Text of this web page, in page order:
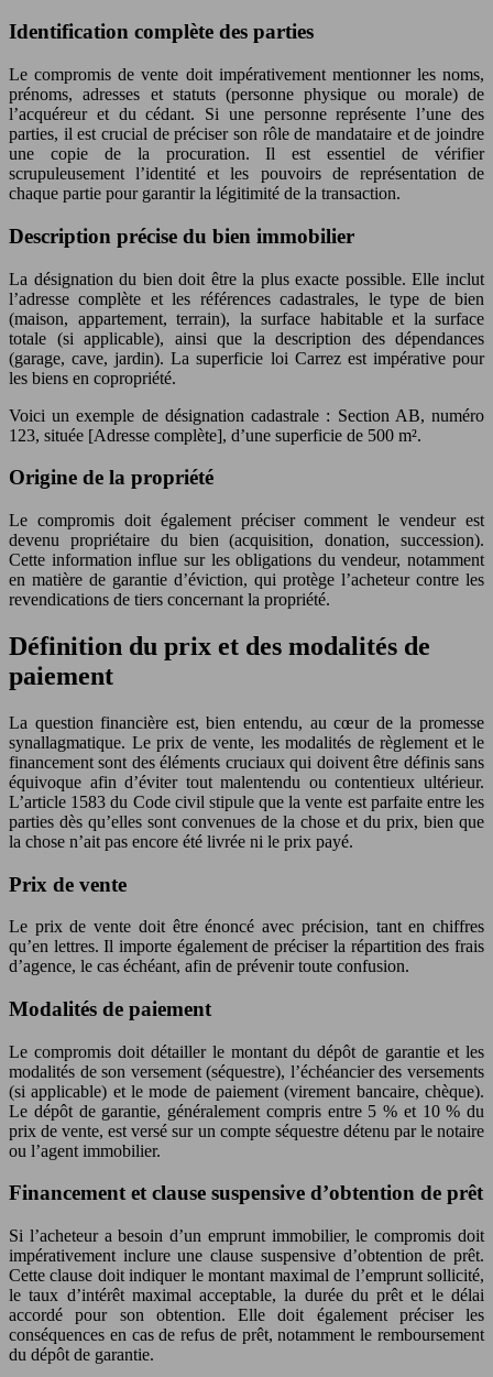
Identification complète des parties
Le compromis de vente doit impérativement mentionner les noms,
prénoms, adresses et statuts (personne physique ou morale) de
l’acquéreur et du cédant. Si une personne représente l’une des
parties, il est crucial de préciser son rôle de mandataire et de joindre
une copie de la procuration. Il est essentiel de vérifier
scrupuleusement l’identité et les pouvoirs de représentation de
chaque partie pour garantir la légitimité de la transaction.
Description précise du bien immobilier
La désignation du bien doit être la plus exacte possible. Elle inclut
l’adresse complète et les références cadastrales, le type de bien
(maison, appartement, terrain), la surface habitable et la surface
totale (si applicable), ainsi que la description des dépendances
(garage, cave, jardin). La superficie loi Carrez est impérative pour
les biens en copropriété.
Voici un exemple de désignation cadastrale : Section AB, numéro
123, située [Adresse complète], d’une superficie de 500 m².
Origine de la propriété
Le compromis doit également préciser comment le vendeur est
devenu propriétaire du bien (acquisition, donation, succession).
Cette information influe sur les obligations du vendeur, notamment
en matière de garantie d’éviction, qui protège l’acheteur contre les
revendications de tiers concernant la propriété.
Définition du prix et des modalités de
paiement
La question financière est, bien entendu, au cœur de la promesse
synallagmatique. Le prix de vente, les modalités de règlement et le
financement sont des éléments cruciaux qui doivent être définis sans
équivoque afin d’éviter tout malentendu ou contentieux ultérieur.
L’article 1583 du Code civil stipule que la vente est parfaite entre les
parties dès qu’elles sont convenues de la chose et du prix, bien que
la chose n’ait pas encore été livrée ni le prix payé.
Prix de vente
Le prix de vente doit être énoncé avec précision, tant en chiffres
qu’en lettres. Il importe également de préciser la répartition des frais
d’agence, le cas échéant, afin de prévenir toute confusion.
Modalités de paiement
Le compromis doit détailler le montant du dépôt de garantie et les
modalités de son versement (séquestre), l’échéancier des versements
(si applicable) et le mode de paiement (virement bancaire, chèque).
Le dépôt de garantie, généralement compris entre 5 % et 10 % du
prix de vente, est versé sur un compte séquestre détenu par le notaire
ou l’agent immobilier.
Financement et clause suspensive d’obtention de prêt
Si l’acheteur a besoin d’un emprunt immobilier, le compromis doit
impérativement inclure une clause suspensive d’obtention de prêt.
Cette clause doit indiquer le montant maximal de l’emprunt sollicité,
le taux d’intérêt maximal acceptable, la durée du prêt et le délai
accordé pour son obtention. Elle doit également préciser les
conséquences en cas de refus de prêt, notamment le remboursement
du dépôt de garantie.